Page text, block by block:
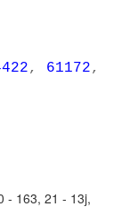
, 61172,
- 163, 21 - 13j,